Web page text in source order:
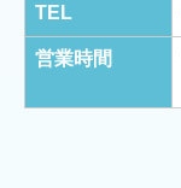
TEL
営業時間